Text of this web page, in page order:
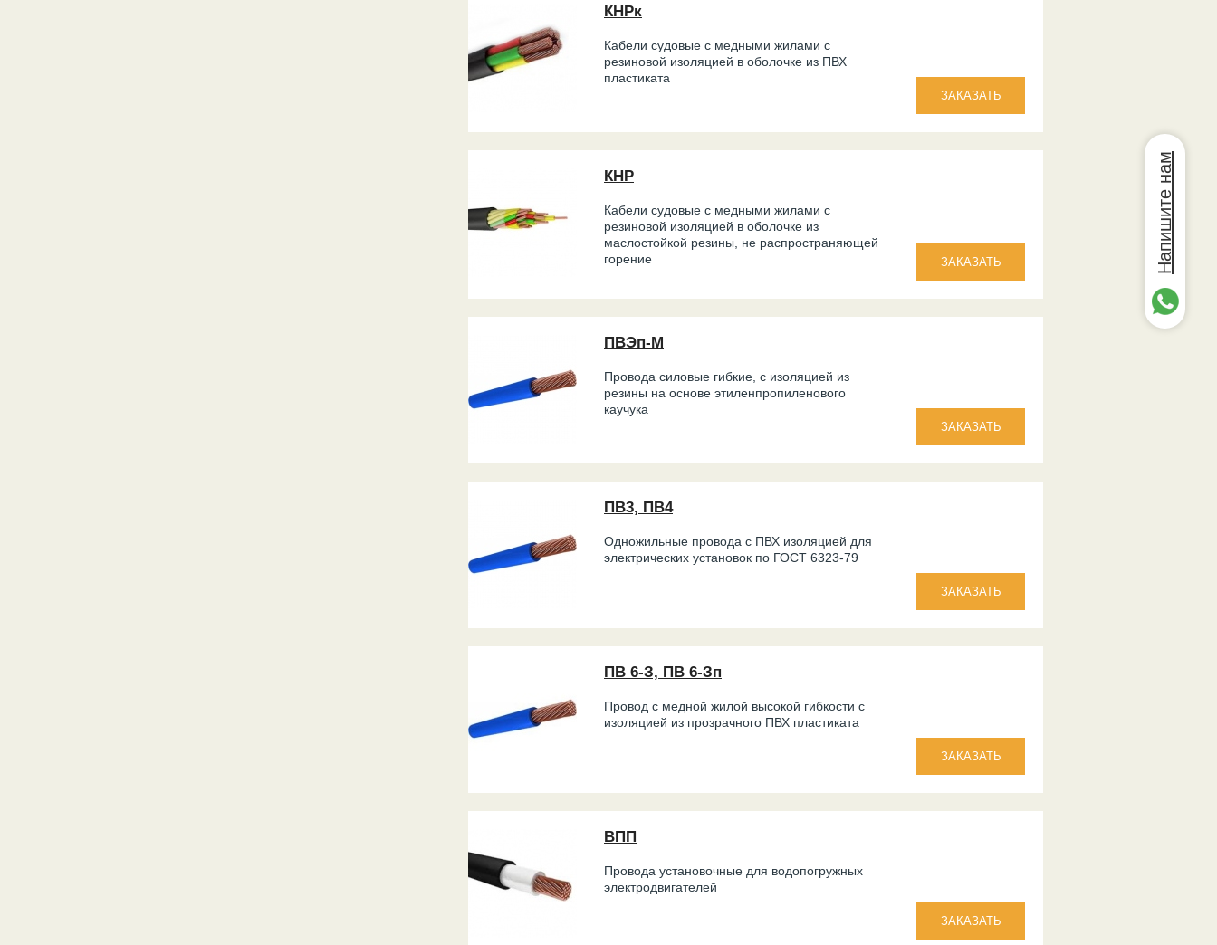
КНРк
Кабели судовые с медными жилами с
резиновой изоляцией в оболочке из ПВХ
пластиката
КНР
Кабели судовые с медными жилами с
резиновой изоляцией в оболочке из
маслостойкой резины, не распространяющей
горение
ПВЭп-М
Провода силовые гибкие, с изоляцией из
резины на основе этиленпропиленового
каучука
ПВ3, ПВ4
Одножильные провода с ПВХ изоляцией для
электрических установок по ГОСТ 6323-79
ПВ 6-З, ПВ 6-Зп
Провод с медной жилой высокой гибкости с
изоляцией из прозрачного ПВХ пластиката
ВПП
Провода установочные для водопогружных
электродвигателей
Напишите нам